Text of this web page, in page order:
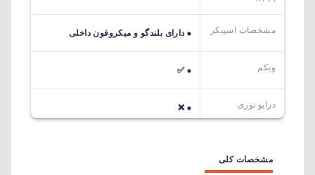
مشخصات اسپیکر دارای بلندگو و میکروفون داخلی
وبکم ✅
درایو نوری ❌
مشخصات کلی